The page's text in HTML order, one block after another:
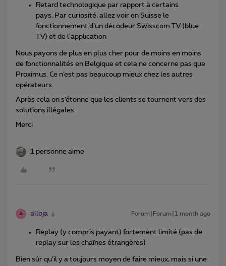
Retard technologique par rapport à certains
pays. Par curiosité, allez voir en Suisse le
fonctionnement d’un décodeur Swisscom TV (blue
TV) et de l'application
Nous payons de plus en plus cher pour de moins en moins
de fonctionnalités en Belgique et cela ne concerne pas que
Proximus. Ce n’est pas beaucoup mieux chez les autres
opérateurs.
Après cela on s’étonne que les clients se tournent vers des
solutions illégales.
Merci
1 personne aime
A alloja Forum|Forum|1 month ago
Replay (y compris payant) fortement limité (pas de
replay sur les chaînes étrangères)
Bien sûr qu’il y a toujours moyen de faire mieux, mais si une